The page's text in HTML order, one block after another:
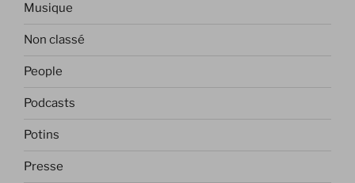
Musique
Non classé
People
Podcasts
Potins
Presse